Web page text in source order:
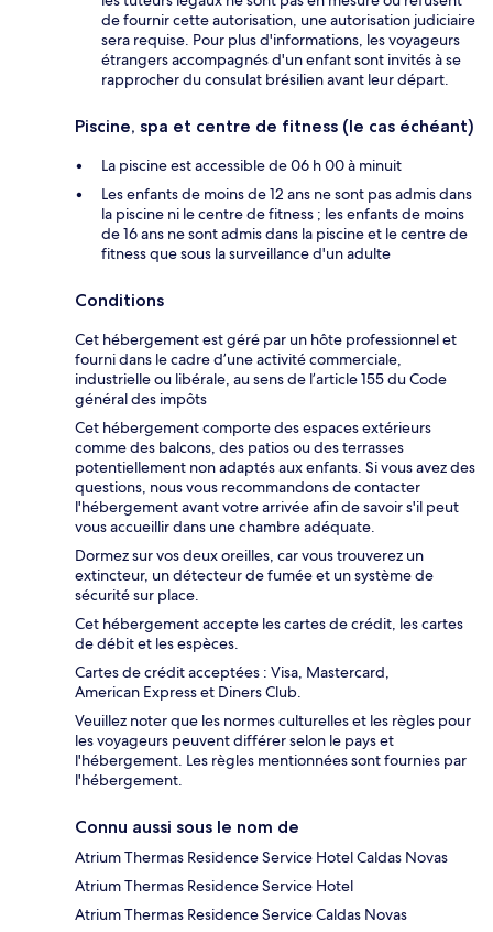
de fournir cette autorisation, une autorisation judiciaire
sera requise. Pour plus d'informations, les voyageurs
étrangers accompagnés d'un enfant sont invités à se
rapprocher du consulat brésilien avant leur départ.
Piscine, spa et centre de fitness (le cas échéant)
La piscine est accessible de 06 h 00 à minuit
Les enfants de moins de 12 ans ne sont pas admis dans
la piscine ni le centre de fitness ; les enfants de moins
de 16 ans ne sont admis dans la piscine et le centre de
fitness que sous la surveillance d'un adulte
Conditions
Cet hébergement est géré par un hôte professionnel et
fourni dans le cadre d’une activité commerciale,
industrielle ou libérale, au sens de l’article 155 du Code
général des impôts
Cet hébergement comporte des espaces extérieurs
comme des balcons, des patios ou des terrasses
potentiellement non adaptés aux enfants. Si vous avez des
questions, nous vous recommandons de contacter
l'hébergement avant votre arrivée afin de savoir s'il peut
vous accueillir dans une chambre adéquate.
Dormez sur vos deux oreilles, car vous trouverez un
extincteur, un détecteur de fumée et un système de
sécurité sur place.
Cet hébergement accepte les cartes de crédit, les cartes
de débit et les espèces.
Cartes de crédit acceptées : Visa, Mastercard,
American Express et Diners Club.
Veuillez noter que les normes culturelles et les règles pour
les voyageurs peuvent différer selon le pays et
l'hébergement. Les règles mentionnées sont fournies par
l'hébergement.
Connu aussi sous le nom de
Atrium Thermas Residence Service Hotel Caldas Novas
Atrium Thermas Residence Service Hotel
Atrium Thermas Residence Service Caldas Novas